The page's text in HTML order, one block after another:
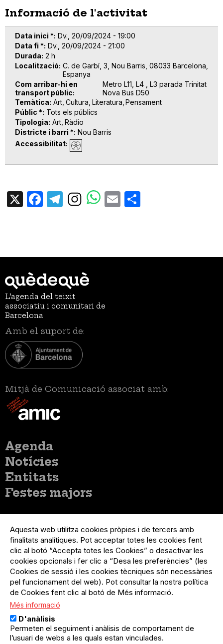
Informació de l'activitat
Data inici * Dv., 20/09/2024 - 19:00
Data fi * Dv., 20/09/2024 - 21:00
Durada 2 h
Localització C. de Garbí, 3, Nou Barris, 08033 Barcelona,
Espanya
Com arribar-hi en
transport públic
Metro L11, L4 , L3 parada Trinitat
Nova Bus D50
Temàtica Art Cultura Literatura Pensament
Públic * Tots els públics
Tipologia Art Ràdio
Districte i barri * Nou Barris
Accessibilitat
X Facebook
TelegramEmail
L’agenda del teixit
associatiu i comunitari de
Barcelona
Amb el suport de:
Mitjà de Comunicació associat amb:
Menú
principal
Agenda
Notícies
Entitats
Festes majors
del
compte
d'usuari
Menú
usuari
no
loggat
Registre organització
Menú
Peu
Sobre el projecte
Preguntes freqüents
Contacte
Menú
Legal
Política de privacitat
Avís legal
Política de cookies
Aquesta web utilitza cookies pròpies i de tercers amb
finalitats analítiques. Pot acceptar totes les cookies fent
clic al botó “Accepta totes les Cookies” o desactivar les
cookies opcionals i fer clic a “Desa les preferències” (les
Cookies de sessió i les cookies tècniques són necessàries
pel funcionament del web). Pot consultar la nostra política
de Cookies fent clic al botó de Més informació.
Més informació
D'anàlisis
Permeten el seguiment i anàlisis de comportament de
l’usuari de webs a les quals estan vinculades.